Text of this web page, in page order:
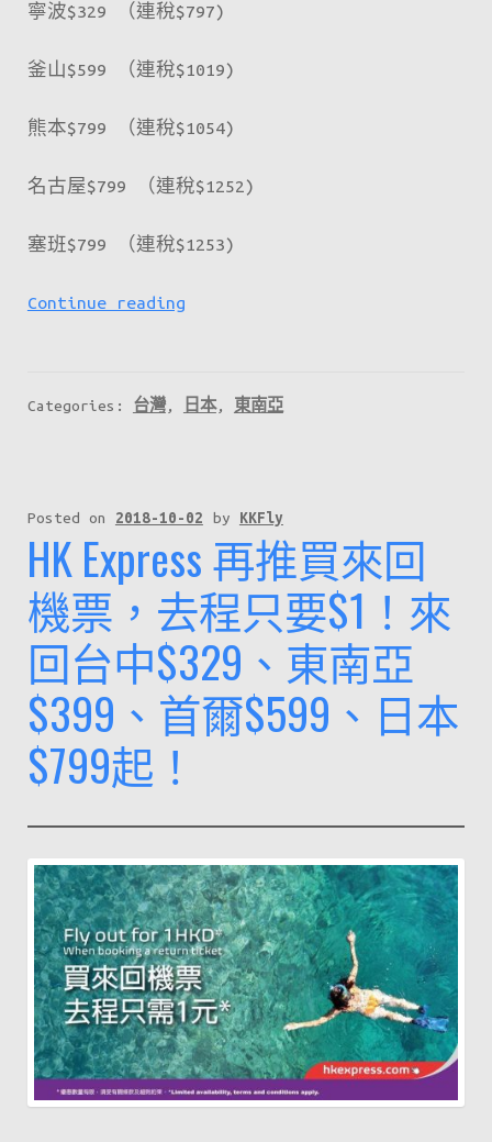
寧波$329 （連稅$797)
釜山$599 （連稅$1019)
熊本$799 （連稅$1054)
名古屋$799 （連稅$1252)
塞班$799 （連稅$1253)
Continue readingHKExpress
回
程
要
$1
惠
最
後
來
回
花
蓮/
寧
波
$329、
釜
山
$599、
Categories: 台灣, 日本, 東南亞
Posted on 2018-10-02 by KKFly
HK Express 再推買來回
機票，去程只要$1！來
回台中$329、東南亞
$399、首爾$599、日本
$799起！